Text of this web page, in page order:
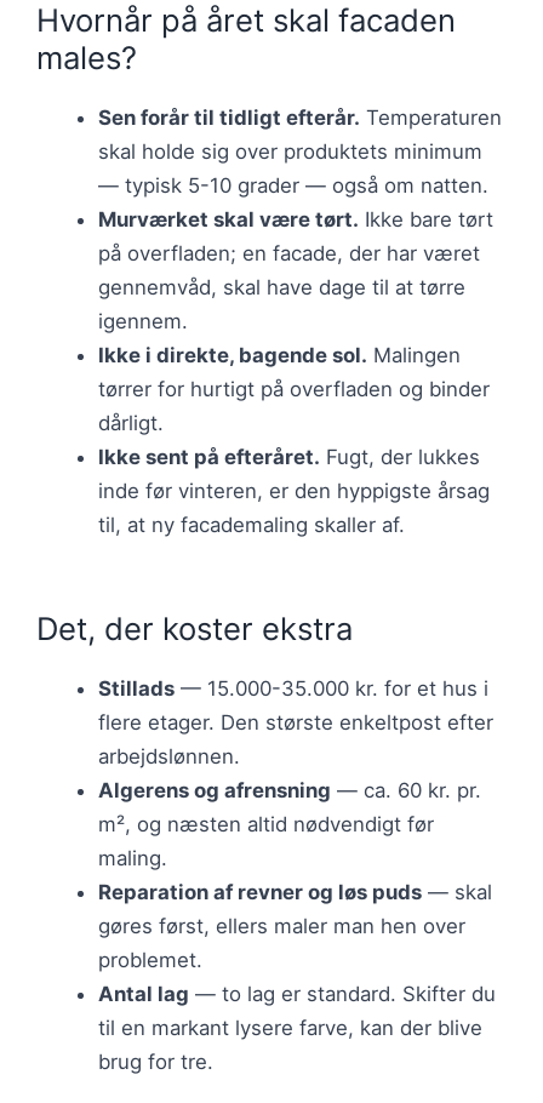
Hvornår på året skal facaden
males?
Sen forår til tidligt efterår. Temperaturen
skal holde sig over produktets minimum
— typisk 5-10 grader — også om natten.
Murværket skal være tørt. Ikke bare tørt
på overfladen; en facade, der har været
gennemvåd, skal have dage til at tørre
igennem.
Ikke i direkte, bagende sol. Malingen
tørrer for hurtigt på overfladen og binder
dårligt.
Ikke sent på efteråret. Fugt, der lukkes
inde før vinteren, er den hyppigste årsag
til, at ny facademaling skaller af.
Det, der koster ekstra
Stillads — 15.000-35.000 kr. for et hus i
flere etager. Den største enkeltpost efter
arbejdslønnen.
Algerens og afrensning — ca. 60 kr. pr.
m², og næsten altid nødvendigt før
maling.
Reparation af revner og løs puds — skal
gøres først, ellers maler man hen over
problemet.
Antal lag — to lag er standard. Skifter du
til en markant lysere farve, kan der blive
brug for tre.